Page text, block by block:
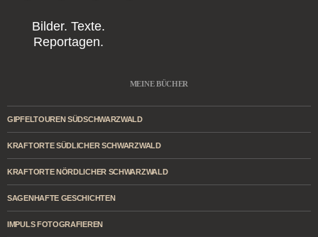
Bilder. Texte.
Reportagen.
MEINE BÜCHER
GIPFELTOUREN SÜDSCHWARZWALD
KRAFTORTE SÜDLICHER SCHWARZWALD
KRAFTORTE NÖRDLICHER SCHWARZWALD
SAGENHAFTE GESCHICHTEN
IMPULS FOTOGRAFIEREN